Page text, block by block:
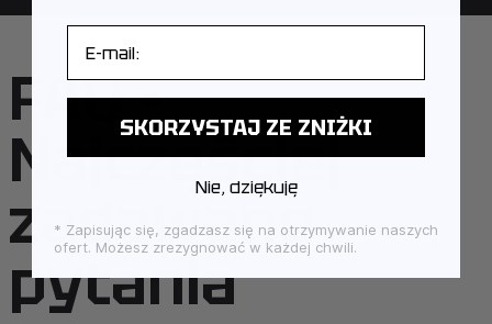
FAQ –
Najczęściej
zadawane
pytania
SKORZYSTAJ ZE ZNIŻKI
Nie, dziękuję
* Zapisując się, zgadzasz się na otrzymywanie naszych
ofert. Możesz zrezygnować w każdej chwili.